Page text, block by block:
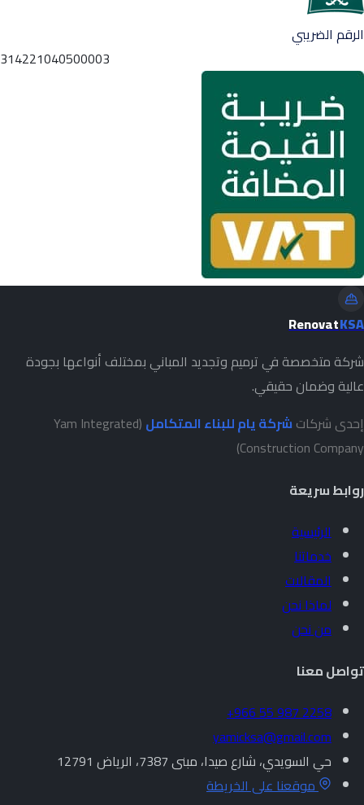
الرقم الضريبي
314221040500003
RenovatKSA
شركة متخصصة في ترميم وتجديد المباني بمختلف أنواعها بجودة
عالية وضمان حقيقي.
إحدى شركاتشركة يام للبناء المتكامل (Yam Integrated
Construction Company)
روابط سريعة
الرئيسية
خدماتنا
المقالات
لماذا نحن
من نحن
تواصل معنا
+966 55 987 2258
yamicksa@gmail.com
حي السويدي، شارع صيدا، مبنى 7387، الرياض 12791
موقعنا على الخريطة